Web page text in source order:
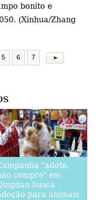
bonito e
(Xinhua/Zhang
5 6 7
"adote,
compre" em
busca
para animais